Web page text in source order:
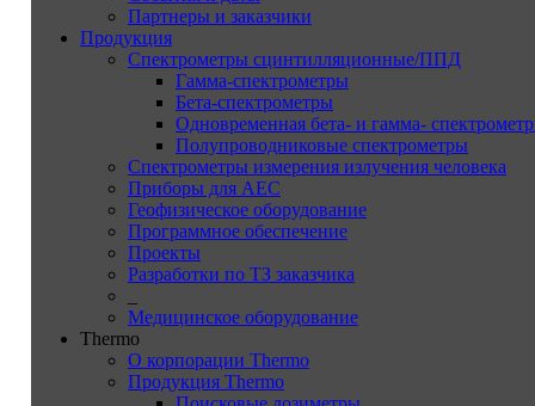
Партнеры и заказчики
Продукция
Спектрометры сцинтилляционные/ППД
Гамма-спектрометры
Бета-спектрометры
Одновременная бета- и гамма-
Полупроводниковые спектрометры
Спектрометры измерения излучения человека
Приборы для АЕС
Геофизическое оборудование
Программное обеспечение
Проекты
Разработки по ТЗ заказчика
Медицинское оборудование
Thermo
О корпорации Thermo
Продукция Thermo